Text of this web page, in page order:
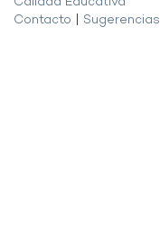
Contacto
Sugerencias